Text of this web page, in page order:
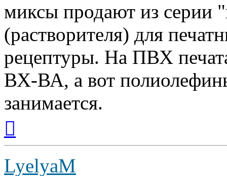
миксы продают из серии
(растворителя) для
рецептуры. На ПВХ
ВХ-ВА, а вот
занимается.
началу
LyelyaM